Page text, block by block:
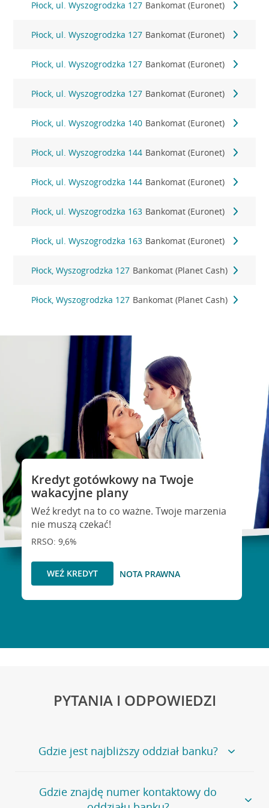
Płock, ul. Wyszogrodzka 127 Bankomat (Euronet)
Płock, ul. Wyszogrodzka 127 Bankomat (Euronet)
Płock, ul. Wyszogrodzka 127 Bankomat (Euronet)
Płock, ul. Wyszogrodzka 127 Bankomat (Euronet)
Płock, ul. Wyszogrodzka 140 Bankomat (Euronet)
Płock, ul. Wyszogrodzka 144 Bankomat (Euronet)
Płock, ul. Wyszogrodzka 144 Bankomat (Euronet)
Płock, ul. Wyszogrodzka 163 Bankomat (Euronet)
Płock, ul. Wyszogrodzka 163 Bankomat (Euronet)
Płock, Wyszogrodzka 127 Bankomat (Planet Cash)
Płock, Wyszogrodzka 127 Bankomat (Planet Cash)
Kredyt gotówkowy na Twoje
wakacyjne plany
Weź kredyt na to co ważne. Twoje marzenia
nie muszą czekać!
RRSO: 9,6%
WEŹ KREDYT NOTA PRAWNA
PYTANIA I ODPOWIEDZI
Gdzie jest najbliższy oddział banku?
Jeśli szukasz oddziału naszego banku, zapraszamy na
stronęPlacówki i bankomaty, na której znajduje się
Gdzie znajdę numer kontaktowy do